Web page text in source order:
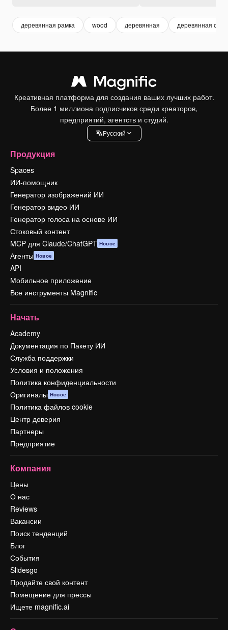
деревянная рамка wood деревянная деревянная
Креативная платформа для создания ваших лучших работ.
Более 1 миллиона подписчиков среди креаторов,
предприятий, агентств и студий.
Pусский
Продукция
Spaces
ИИ-помощник
Генератор изображений ИИ
Генератор видео ИИ
Генератор голоса на основе ИИ
Стоковый контент
MCP для Claude/ChatGPT Новое
Агенты Новое
API
Мобильное приложение
Все инструменты Magnific
Начать
Academy
Документация по Пакету ИИ
Служба поддержки
Условия и положения
Политика конфиденциальности
Оригиналы Новое
Политика файлов cookie
Центр доверия
Партнеры
Предприятие
Компания
Цены
О нас
Reviews
Вакансии
Поиск тенденций
Блог
События
Slidesgo
Продайте свой контент
Помещение для прессы
Ищете magnific.ai